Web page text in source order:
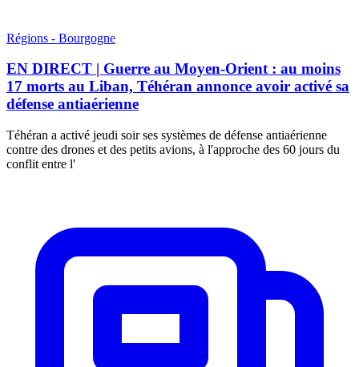
Régions - Bourgogne
EN DIRECT | Guerre au Moyen-Orient : au moins
17 morts au Liban, Téhéran annonce avoir activé sa
défense antiaérienne
Téhéran a activé jeudi soir ses systèmes de défense antiaérienne
contre des drones et des petits avions, à l'approche des 60 jours du
conflit entre l'